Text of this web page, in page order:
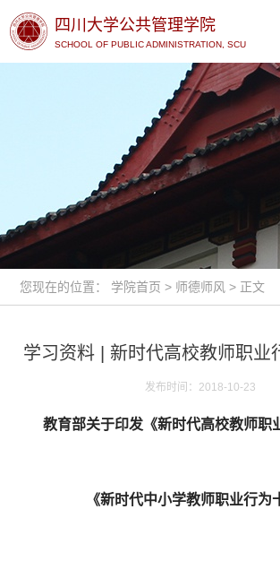
四川大学公共管理学院
SCHOOL OF PUBLIC ADMINISTRATION, SCU
您现在的位置： 学院首页 > 师德师风 > 正文
学习资料 | 新时代高校教师职业
发布时间：2018-10-23
教育部关于印发《新时代高校教师职
《新时代中小学教师职业行为